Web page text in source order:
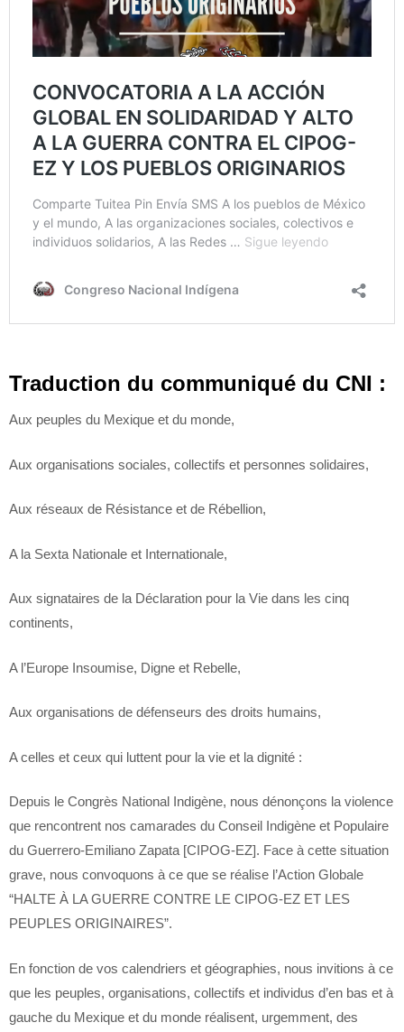
Traduction du communiqué du CNI :
Aux peuples du Mexique et du monde,
Aux organisations sociales, collectifs et personnes solidaires,
Aux réseaux de Résistance et de Rébellion,
A la Sexta Nationale et Internationale,
Aux signataires de la Déclaration pour la Vie dans les cinq
continents,
A l’Europe Insoumise, Digne et Rebelle,
Aux organisations de défenseurs des droits humains,
A celles et ceux qui luttent pour la vie et la dignité :
Depuis le Congrès National Indigène, nous dénonçons la violence
que rencontrent nos camarades du Conseil Indigène et Populaire
du Guerrero-Emiliano Zapata [CIPOG-EZ]. Face à cette situation
grave, nous convoquons à ce que se réalise l’Action Globale
“HALTE À LA GUERRE CONTRE LE CIPOG-EZ ET LES
PEUPLES ORIGINAIRES”.
En fonction de vos calendriers et géographies, nous invitions à ce
que les peuples, organisations, collectifs et individus d’en bas et à
gauche du Mexique et du monde réalisent, urgemment, des